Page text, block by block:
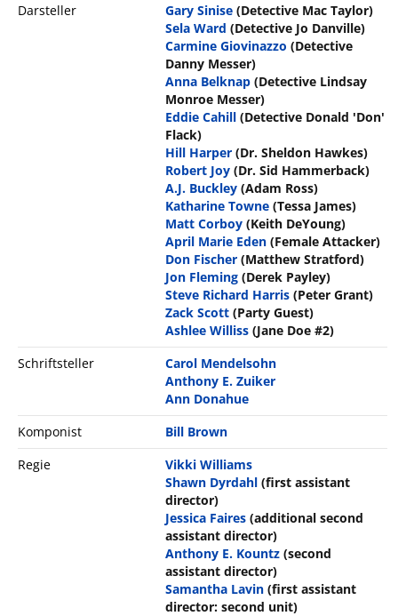
Darsteller
Gary Sinise (Detective Mac Taylor)
Sela Ward (Detective Jo Danville)
Carmine Giovinazzo (Detective
Danny Messer)
Anna Belknap (Detective Lindsay
Monroe Messer)
Eddie Cahill (Detective Donald 'Don'
Flack)
Hill Harper (Dr. Sheldon Hawkes)
Robert Joy (Dr. Sid Hammerback)
A.J. Buckley (Adam Ross)
Katharine Towne (Tessa James)
Matt Corboy (Keith DeYoung)
April Marie Eden (Female Attacker)
Don Fischer (Matthew Stratford)
Jon Fleming (Derek Payley)
Steve Richard Harris (Peter Grant)
Zack Scott (Party Guest)
Ashlee Williss (Jane Doe #2)
Schriftsteller
Carol Mendelsohn
Anthony E. Zuiker
Ann Donahue
Komponist
Bill Brown
Regie
Vikki Williams
Shawn Dyrdahl (first assistant
director)
Jessica Faires (additional second
assistant director)
Anthony E. Kountz (second
assistant director)
Samantha Lavin (first assistant
director: second unit)